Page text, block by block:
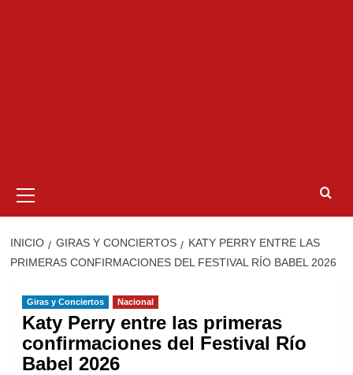
primario
INICIO GIRAS Y CONCIERTOS
KATY PERRY ENTRE LAS
PRIMERAS CONFIRMACIONES DEL FESTIVAL RÍO BABEL 2026
Giras y Conciertos Nacional
Katy Perry entre las primeras
confirmaciones del Festival Río
Babel 2026